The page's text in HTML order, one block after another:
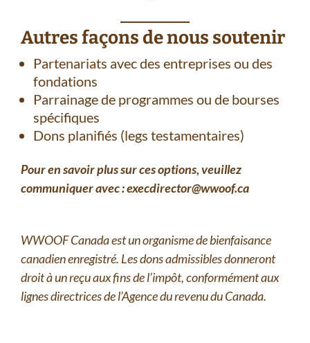
Autres façons de nous soutenir
Partenariats avec des entreprises ou des
fondations
Parrainage de programmes ou de bourses
spécifiques
Dons planifiés (legs testamentaires)
Pour en savoir plus sur ces options, veuillez
communiquer avec : execdirector@wwoof.ca
WWOOF Canada est un organisme de bienfaisance
canadien enregistré. Les dons admissibles donneront
droit à un reçu aux fins de l’impôt, conformément aux
lignes directrices de l’Agence du revenu du Canada.